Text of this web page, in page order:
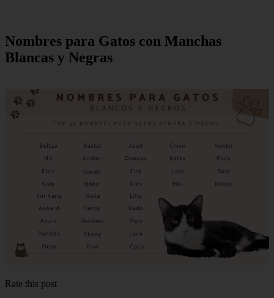
Nombres para Gatos con Manchas
Blancas y Negras
Rate this post